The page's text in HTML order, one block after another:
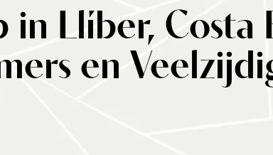
Llíber, Costa
en